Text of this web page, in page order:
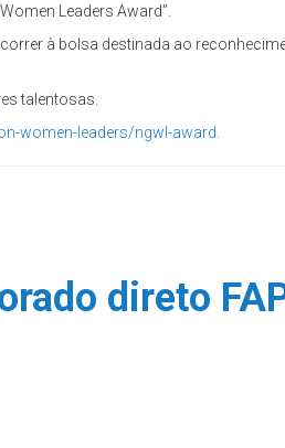
Leaders Award”.
à bolsa destinada ao
talentosas.
women-leaders/ngwl-award
direto